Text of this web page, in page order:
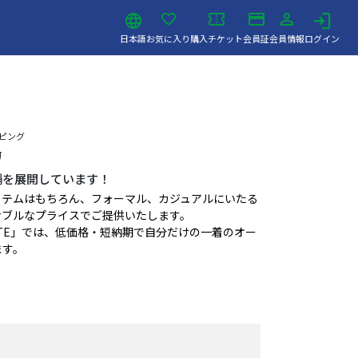
日本語お気に入り購入チケット会員証会員情報ログイン
ング
展開しています！
ムはもちろん、フォーマル、カジュアルにいたる
ルなプライスでご提供いたします。
」では、低価格・短納期で自分だけの一着のオー
。